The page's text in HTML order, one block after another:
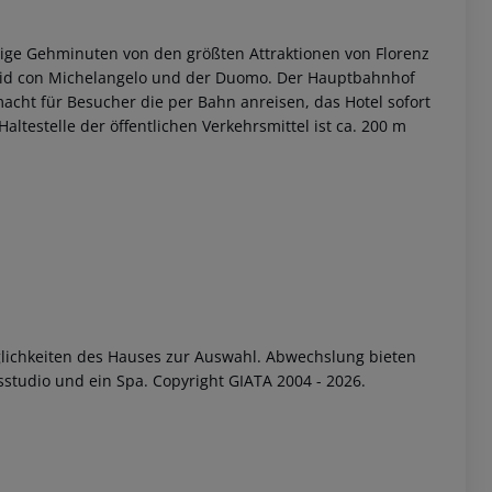
Gehminuten von den größten Attraktionen von Florenz
con Michelangelo und der Duomo. Der Hauptbahnhof
für Besucher die per Bahn anreisen, das Hotel sofort
der öffentlichen Verkehrsmittel ist ca. 200 m
des Hauses zur Auswahl. Abwechslung bieten
und ein Spa. Copyright GIATA 2004 - 2026.